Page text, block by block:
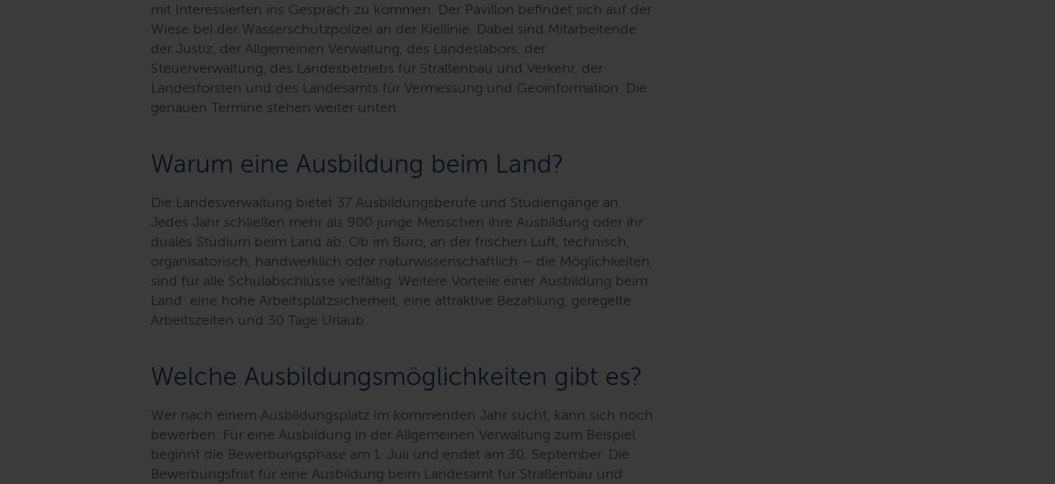
mit Interessierten ins Gespräch zu kommen. Der Pavillon befindet sich auf der
Wiese bei der Wasserschutzpolizei an der Kiellinie. Dabei sind Mitarbeitende
der Justiz, der Allgemeinen Verwaltung, des Landeslabors, der
Steuerverwaltung, des Landesbetriebs für Straßenbau und Verkehr, der
Landesforsten und des Landesamts für Vermessung und Geoinformation. Die
genauen Termine stehen weiter unten.
Warum eine Ausbildung beim Land?
Die Landesverwaltung bietet 37 Ausbildungsberufe und Studiengänge an.
Jedes Jahr schließen mehr als 900 junge Menschen ihre Ausbildung oder ihr
duales Studium beim Land ab. Ob im Büro, an der frischen Luft, technisch,
organisatorisch, handwerklich oder naturwissenschaftlich – die Möglichkeiten
sind für alle Schulabschlüsse vielfältig. Weitere Vorteile einer Ausbildung beim
Land: eine hohe Arbeitsplatzsicherheit, eine attraktive Bezahlung, geregelte
Arbeitszeiten und 30 Tage Urlaub.
Welche Ausbildungsmöglichkeiten gibt es?
Wer nach einem Ausbildungsplatz im kommenden Jahr sucht, kann sich noch
bewerben. Für eine Ausbildung in der Allgemeinen Verwaltung zum Beispiel
beginnt die Bewerbungsphase am 1. Juli und endet am 30. September. Die
Bewerbungsfrist für eine Ausbildung beim Landesamt für Straßenbau und